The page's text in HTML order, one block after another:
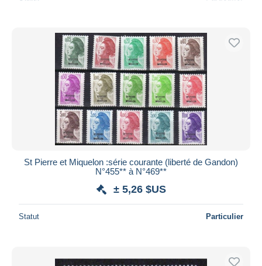
St Pierre et Miquelon :série courante (liberté de Gandon)
N°455** à N°469**
± 5,26 $US
Statut Particulier